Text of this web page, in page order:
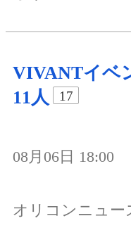
VIVANTイベ
11人
17
08月06日 18:00
オリコンニュー